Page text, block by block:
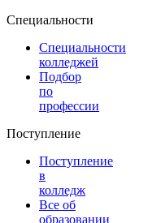
Специальности
Специальности
колледжей
Подбор
по
профессии
Поступление
Поступление
в
колледж
Все об
образовании